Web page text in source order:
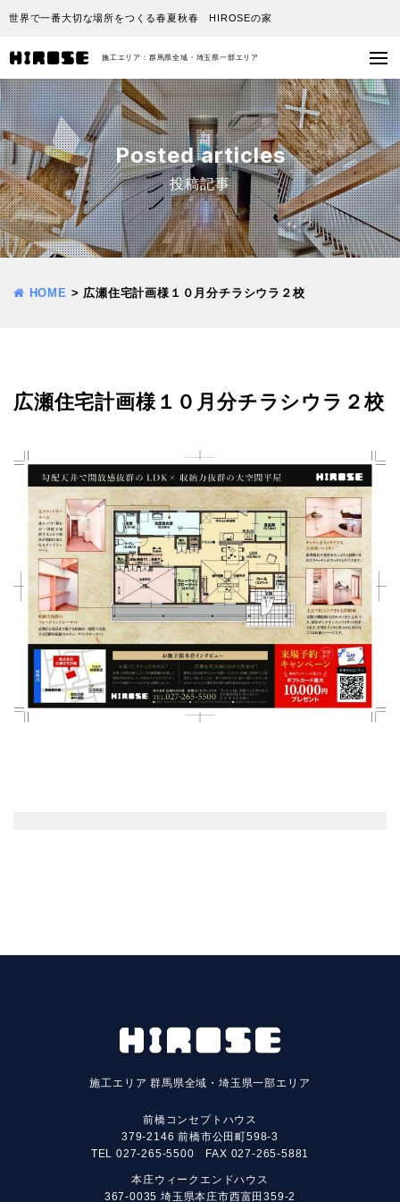
世界で一番大切な場所をつくる春夏秋春 HIROSEの家
施工エリア：群馬県全域・埼玉県一部エリア
Posted articles
投稿記事
HOME > 広瀬住宅計画様１０月分チラシウラ２校
広瀬住宅計画様１０月分チラシウラ２校
施工エリア群馬県全域・埼玉県一部エリア
前橋コンセプトハウス
379-2146 前橋市公田町598-3
TEL 027-265-5500 FAX 027-265-5881
本庄ウィークエンドハウス
367-0035 埼玉県本庄市西富田359-2